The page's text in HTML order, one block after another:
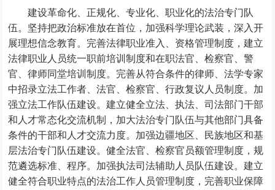
建设革命化、正规化、专业化、职业化的法治专门队
伍。坚持把政治标准放在首位，加强科学理论武装，深入开
展理想信念教育。完善法律职业准入、资格管理制度，建立
法律职业人员统一职前培训制度和在职法官、检察官、警
官、律师同堂培训制度。完善从符合条件的律师、法学专家
中招录立法工作者、法官、检察官、行政复议人员制度。加
强立法工作队伍建设。建立健全立法、执法、司法部门干部
和人才常态化交流机制，加大法治专门队伍与其他部门具备
条件的干部和人才交流力度。加强边疆地区、民族地区和基
层法治专门队伍建设。健全法官、检察官员额管理制度，规
范遴选标准、程序。加强执法司法辅助人员队伍建设。建立
健全符合职业特点的法治工作人员管理制度，完善职业保障